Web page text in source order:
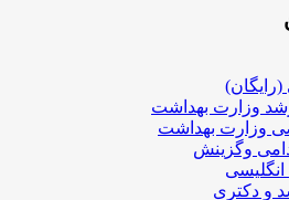
وزارت بهداشت
وزارت بهداشت
وگزینش
و دکتری